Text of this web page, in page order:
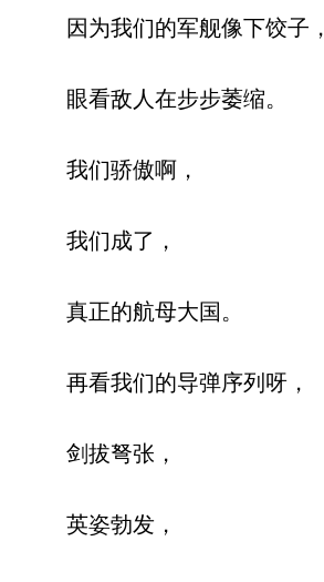
因为我们的军舰像下饺子，
眼看敌人在步步萎缩。
我们骄傲啊，
我们成了，
真正的航母大国。
再看我们的导弹序列呀，
剑拔弩张，
英姿勃发，